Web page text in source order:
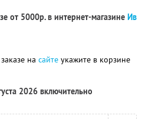
от 5000р. в интернет-магазине Ив
на сайте укажите в корзине
2026 включительно